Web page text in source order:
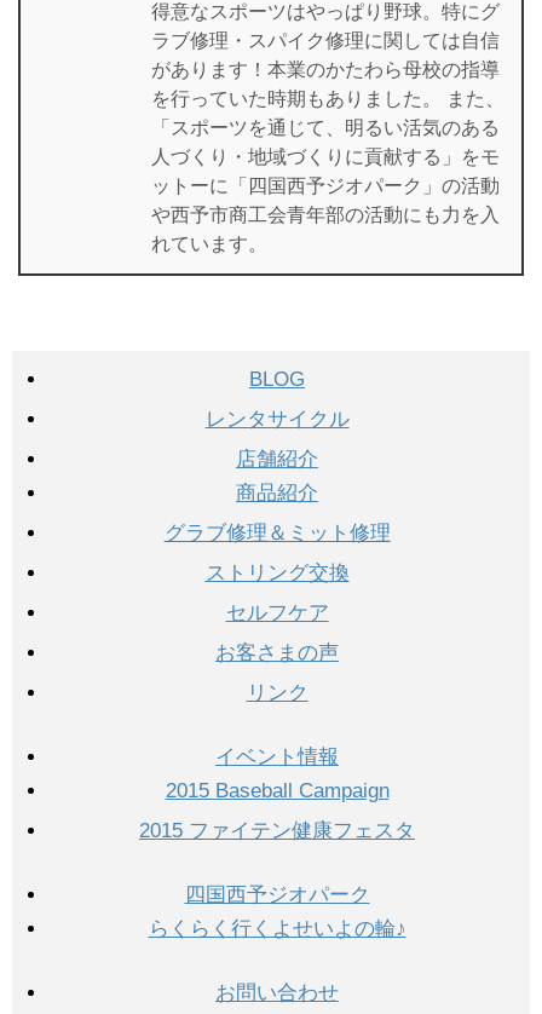
得意なスポーツはやっぱり野球。特にグ
ラブ修理・スパイク修理に関しては自信
があります！本業のかたわら母校の指導
を行っていた時期もありました。 また、
「スポーツを通じて、明るい活気のある
人づくり・地域づくりに貢献する」をモ
ットーに「四国西予ジオパーク」の活動
や西予市商工会青年部の活動にも力を入
れています。
BLOG
レンタサイクル
店舗紹介
商品紹介
グラブ修理＆ミット修理
ストリング交換
セルフケア
お客さまの声
リンク
イベント情報
2015 Baseball Campaign
2015 ファイテン健康フェスタ
四国西予ジオパーク
らくらく行くよせいよの輪♪
お問い合わせ